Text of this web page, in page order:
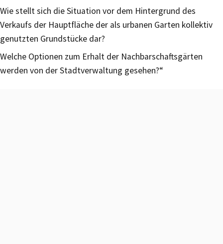
Wie stellt sich die Situation vor dem Hintergrund des
Verkaufs der Hauptfläche der als urbanen Garten kollektiv
genutzten Grundstücke dar?
Welche Optionen zum Erhalt der Nachbarschaftsgärten
werden von der Stadtverwaltung gesehen?“